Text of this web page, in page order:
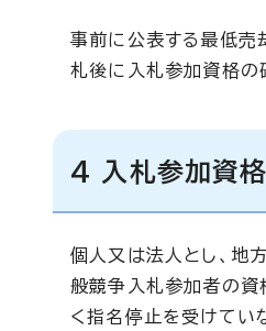
事前に公表する最低売
札後に入札参加資格の
4 入札参加資格
個人又は法人とし、
般競争入札参加者の資
く指名停止を受けてい